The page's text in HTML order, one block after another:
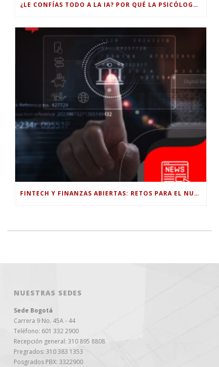
¿LE CONFÍAS TODO A LA IA? POR QUÉ LA PSICÓLOGA DICE QUE ESO PUEDE COSTARTE TUS PROPIAS HABILIDADES
FINTECH Y FINANZAS ABIERTAS: RETOS PARA EL NUEVO GOBIERNO COLOMBIANO
NUESTRAS SEDES
Sede Bogotá
Carrera 9 No. 45A - 44
Teléfono: 601 332 2900
Recepción general: 310 895 8808
Pregrados: 310 383 1353
Posgrados PBX: 3322900